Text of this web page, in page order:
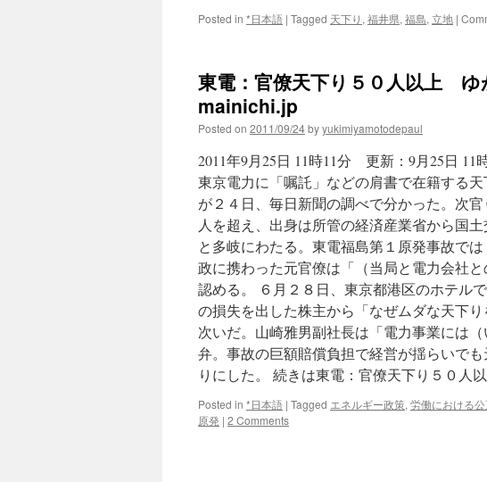
Posted in *日本語 | Tagged 天下り , 福井県, 福島, 立地 |
東電：官僚天下り５０人以上 ゆ
mainichi.jp
Posted on 2011/09/24byyukimiyamotodepaul
2011年9月25日 11時11分 更新：9月25日
東京電力に「嘱託」などの肩書で在籍する
が２４日、毎日新聞の調べで分かった。次
人を超え、出身は所管の経済産業省から国
と多岐にわたる。東電福島第１原発事故で
政に携わった元官僚は「（当局と電力会社
認める。 ６月２８日、東京都港区のホテル
の損失を出した株主から「なぜムダな天下
次いだ。山崎雅男副社長は「電力事業には
弁。事故の巨額賠償負担で経営が揺らいで
りにした。 続きは東電：官僚天下り５０人
Posted in *日本語 | Tagged エネルギー政策, 労働における
原発 | 2 Comments